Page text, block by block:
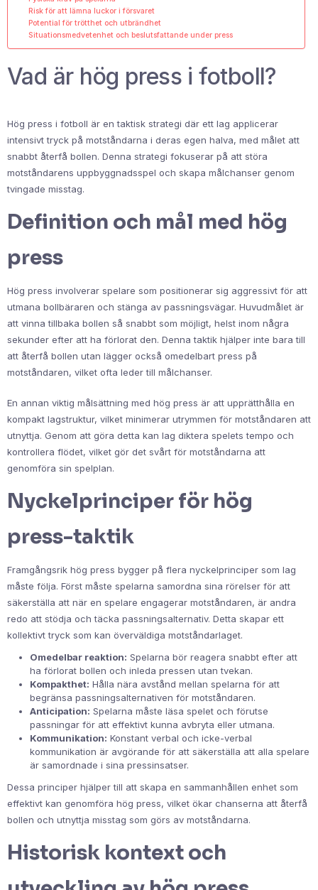
Risk för att lämna luckor i försvaret
Potential för trötthet och utbrändhet
Situationsmedvetenhet och beslutsfattande under press
Vad är hög press i fotboll?
Hög press i fotboll är en taktisk strategi där ett lag applicerar
intensivt tryck på motståndarna i deras egen halva, med målet att
snabbt återfå bollen. Denna strategi fokuserar på att störa
motståndarens uppbyggnadsspel och skapa målchanser genom
tvingade misstag.
Definition och mål med hög
press
Hög press involverar spelare som positionerar sig aggressivt för att
utmana bollbäraren och stänga av passningsvägar. Huvudmålet är
att vinna tillbaka bollen så snabbt som möjligt, helst inom några
sekunder efter att ha förlorat den. Denna taktik hjälper inte bara till
att återfå bollen utan lägger också omedelbart press på
motståndaren, vilket ofta leder till målchanser.
En annan viktig målsättning med hög press är att upprätthålla en
kompakt lagstruktur, vilket minimerar utrymmen för motståndaren att
utnyttja. Genom att göra detta kan lag diktera spelets tempo och
kontrollera flödet, vilket gör det svårt för motståndarna att
genomföra sin spelplan.
Nyckelprinciper för hög
press-taktik
Framgångsrik hög press bygger på flera nyckelprinciper som lag
måste följa. Först måste spelarna samordna sina rörelser för att
säkerställa att när en spelare engagerar motståndaren, är andra
redo att stödja och täcka passningsalternativ. Detta skapar ett
kollektivt tryck som kan överväldiga motståndarlaget.
Omedelbar reaktion: Spelarna bör reagera snabbt efter att
ha förlorat bollen och inleda pressen utan tvekan.
Kompakthet: Hålla nära avstånd mellan spelarna för att
begränsa passningsalternativen för motståndaren.
Anticipation: Spelarna måste läsa spelet och förutse
passningar för att effektivt kunna avbryta eller utmana.
Kommunikation: Konstant verbal och icke-verbal
kommunikation är avgörande för att säkerställa att alla spelare
är samordnade i sina pressinsatser.
Dessa principer hjälper till att skapa en sammanhållen enhet som
effektivt kan genomföra hög press, vilket ökar chanserna att återfå
bollen och utnyttja misstag som görs av motståndarna.
Historisk kontext och